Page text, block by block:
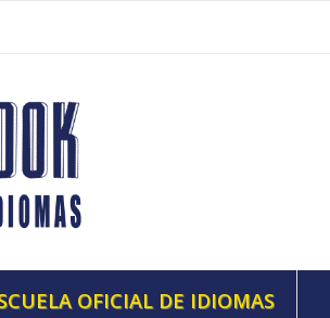
OFICIAL DE IDIOMAS